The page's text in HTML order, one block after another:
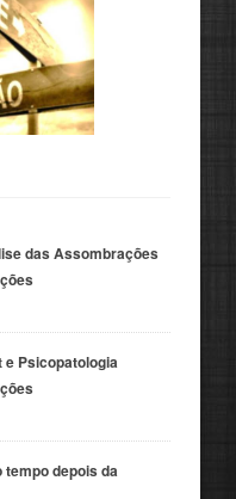
das Assombrações
e Psicopatologia
tempo depois da